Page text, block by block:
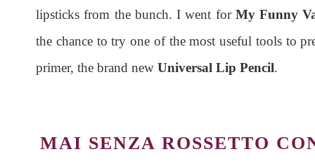
lipsticks from the bunch. I went for My Funny
the chance to try one of the most useful tools to
primer, the brand new Universal Lip Pencil.
MAI SENZA ROSSETTO